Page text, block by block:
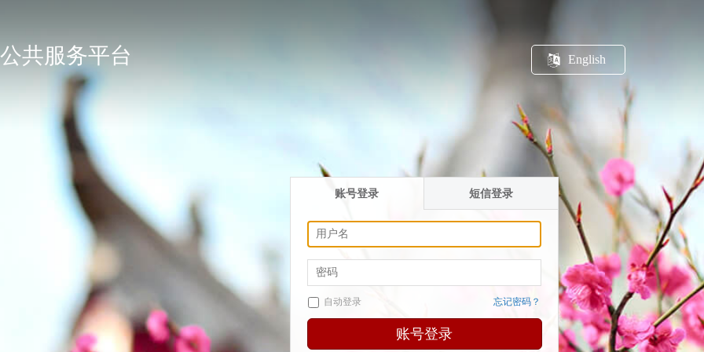
共服务平台 English
账号登录 短信登录
自动登录 忘记密码？
账号登录